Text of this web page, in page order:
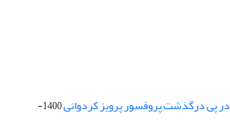
پی درگذشت پروفسور پرویز کردوانی
1400-